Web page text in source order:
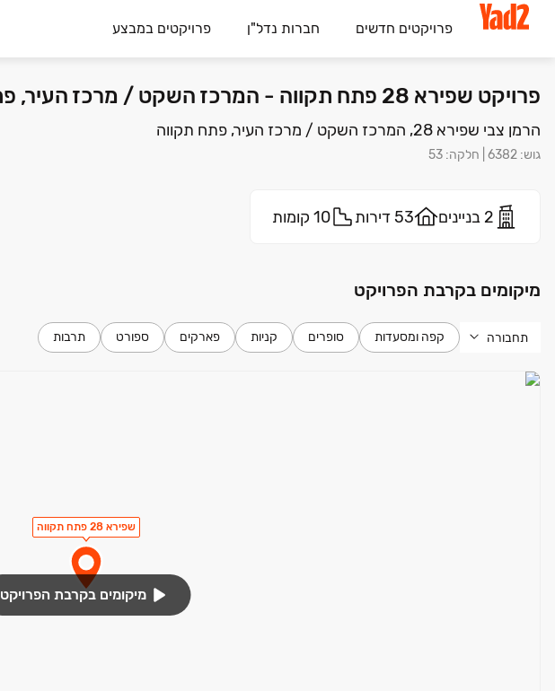
פרויקטים חדשים חברות נדל"ן פרויקטים במבצע
פרויקט שפירא 28 פתח תקווה - המרכז השקט / מרכז העיר, פתח תקווה | מיזם נדלן והשקעות א.מ. בע"מ
הרמן צבי שפירא 28, המרכז השקט / מרכז העיר, פתח תקווה
גוש:
6382 חלקה:
53
2 בניינים 53 דירות 10 קומות
מיקומים בקרבת הפרויקט
תחבורה קפה ומסעדות סופרים קניות פארקים ספורט תרבות
שפירא 28 פתח תקווה
מיקומים בקרבת הפרויקט